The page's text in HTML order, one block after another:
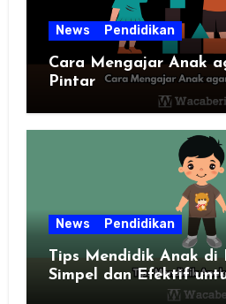
News Pendidikan
Cara Mengajar Anak
Pintar
News Pendidikan
Tips Mendidik Anak di
Simpel dan Efektif
Zaman Sekarang